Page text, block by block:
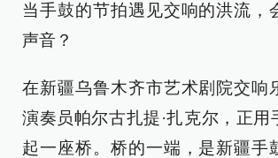
当手鼓的节拍遇见交响的洪流，
声音？
在新疆乌鲁木齐市艺术剧院交响
演奏员帕尔古扎提·扎克尔，正用
起一座桥。桥的一端，是新疆手